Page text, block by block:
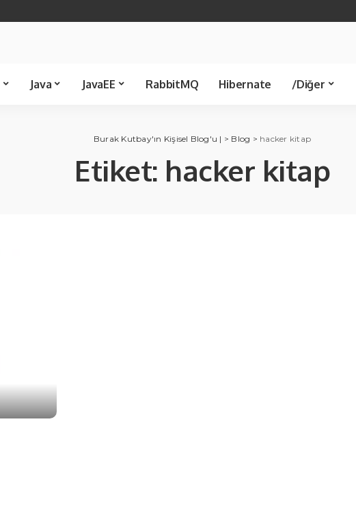
Java JavaEE RabbitMQ Hibernate /Diğer
Burak Kutbay'ın Kişisel Blog'u | > Blog > hacker kitap
Etiket: hacker kitap